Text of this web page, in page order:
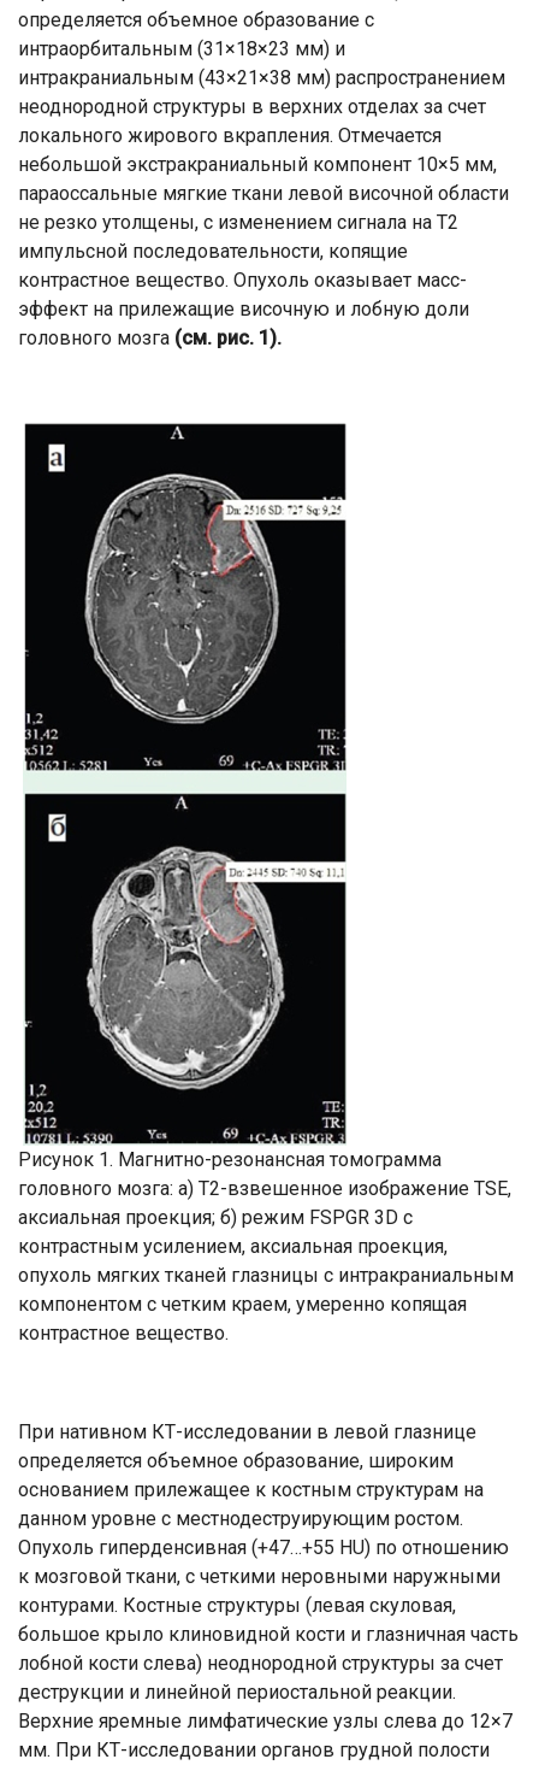
определяется объемное образование с
интраорбитальным (31×18×23 мм) и
интракраниальным (43×21×38 мм) распространением
неоднородной структуры в верхних отделах за счет
локального жирового вкрапления. Отмечается
небольшой экстракраниальный компонент 10×5 мм,
параоссальные мягкие ткани левой височной области
не резко утолщены, с изменением сигнала на T2
импульсной последовательности, копящие
контрастное вещество. Опухоль оказывает масс-
эффект на прилежащие височную и лобную доли
головного мозга (см. рис. 1).
Рисунок 1. Магнитно-резонансная томограмма
головного мозга: а) Т2-взвешенное изображение TSE,
аксиальная проекция; б) режим FSPGR 3D с
контрастным усилением, аксиальная проекция,
опухоль мягких тканей глазницы с интракраниальным
компонентом с четким краем, умеренно копящая
контрастное вещество.
При нативном КТ-исследовании в левой глазнице
определяется объемное образование, широким
основанием прилежащее к костным структурам на
данном уровне с местнодеструирующим ростом.
Опухоль гиперденсивная (+47…+55 HU) по отношению
к мозговой ткани, с четкими неровными наружными
контурами. Костные структуры (левая скуловая,
большое крыло клиновидной кости и глазничная часть
лобной кости слева) неоднородной структуры за счет
деструкции и линейной периостальной реакции.
Верхние яремные лимфатические узлы слева до 12×7
мм. При КТ-исследовании органов грудной полости